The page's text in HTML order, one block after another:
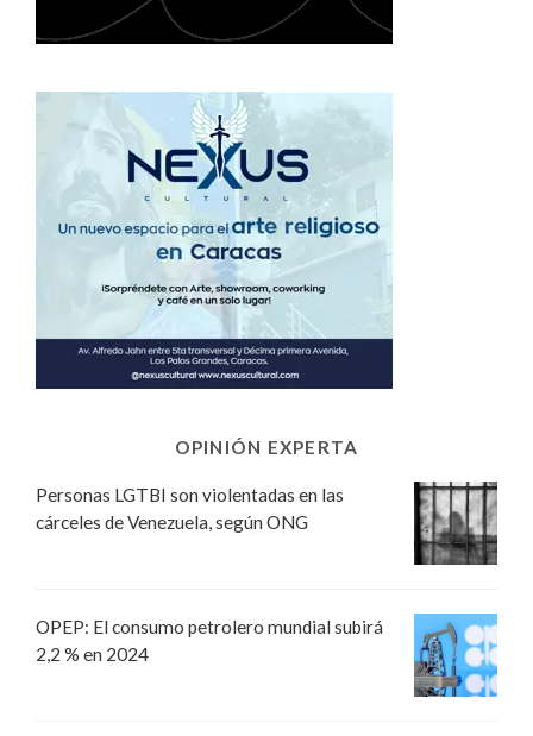
OPINIÓN EXPERTA
Personas LGTBI son violentadas en las
cárceles de Venezuela, según ONG
OPEP: El consumo petrolero mundial subirá
2,2 % en 2024